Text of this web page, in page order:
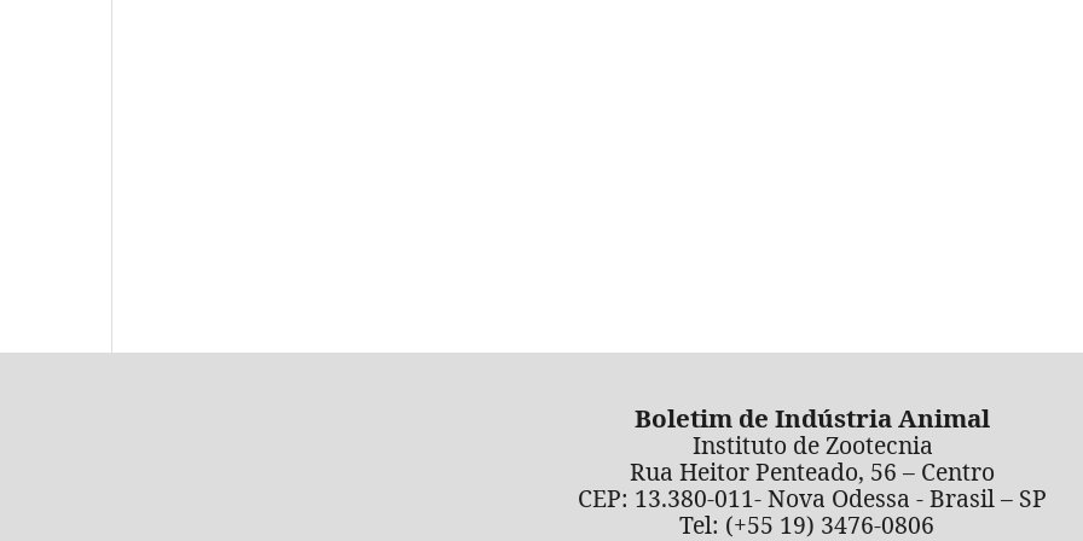
Boletim de Indústria Animal
Instituto de Zootecnia
Rua Heitor Penteado, 56 – Centro
CEP: 13.380-011- Nova Odessa - Brasil – SP
Tel: (+55 19) 3476-0806